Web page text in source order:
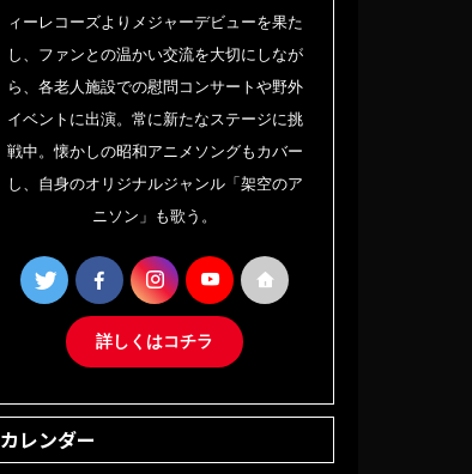
ィーレコーズよりメジャーデビューを果た
し、ファンとの温かい交流を大切にしなが
ら、各老人施設での慰問コンサートや野外
イベントに出演。常に新たなステージに挑
戦中。懐かしの昭和アニメソングもカバー
し、自身のオリジナルジャンル「架空のア
ニソン」も歌う。
詳しくはコチラ
カレンダー